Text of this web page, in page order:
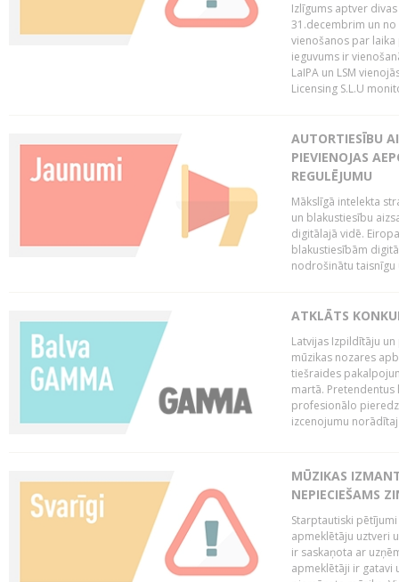
Izlīgums aptver
31.decembrim un no
vienošanos par
ieguvums ir
LaIPA un LSM
Licensing S.L.U
AUTORTIESĪBU
PIEVIENOJAS
REGULĒJUMU
Mākslīgā intelekta
un blakustiesību
digitālajā vidē.
blakustiesībām
nodrošinātu taisnīgu
ATKLĀTS
Latvijas Izpildītāju
mūzikas nozares
tiešraides
martā. Pretendentus
profesionālo
izcenojumu
MŪZIKAS
NEPIECIEŠAMS
Starptautiski
apmeklētāju uztveri
ir saskaņota ar
apmeklētāji ir gatavi